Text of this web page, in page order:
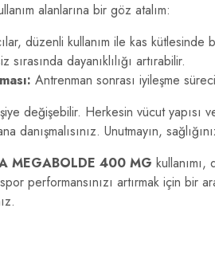
alanlarına bir göz atalım:
düzenli kullanım ile kas
sırasında dayanıklılığı artırabilir.
Antrenman sonrası iyileşme
değişebilir. Herkesin vücut yapısı
danışmalısınız. Unutmayın,
MEGABOLDE 400 MG kullanımı,
performansınızı artırmak için bir